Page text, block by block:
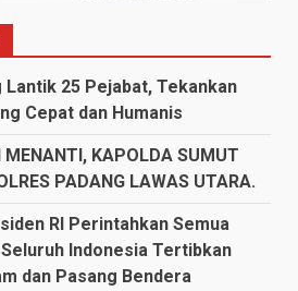
Lantik 25 Pejabat, Tekankan
Cepat dan Humanis
KAPOLDA SUMUT
PADANG LAWAS UTARA.
RI Perintahkan Semua
Indonesia Tertibkan
dan Pasang Bendera